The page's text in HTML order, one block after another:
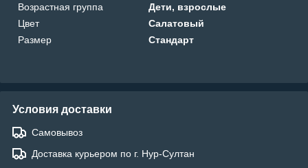
Возрастная группа
Дети, взрослые
Цвет
Салатовый
Размер
Стандарт
Условия доставки
Самовывоз
Доставка курьером по г. Нур-Султан